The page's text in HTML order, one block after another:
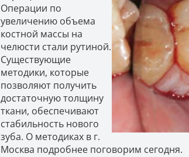
Операции по
увеличению объема
костной массы на
челюсти стали рутиной.
Существующие
методики, которые
позволяют получить
достаточную толщину
ткани, обеспечивают
стабильность нового
зуба. О методиках в г.
Москва подробнее поговорим сегодня.